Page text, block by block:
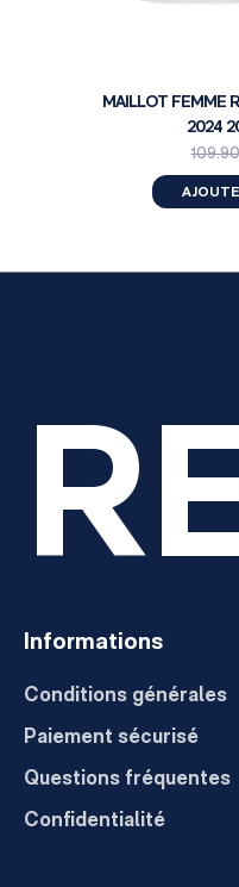
MAILLOT FEMME
2024
109.90
Informations
Conditions générales
Paiement sécurisé
Questions fréquentes
Confidentialité